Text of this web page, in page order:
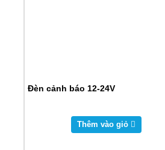
Đèn cảnh báo 12-24V
Thêm vào giỏ